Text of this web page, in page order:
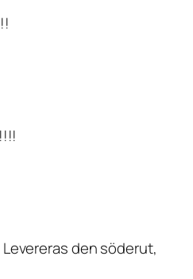
den söderut,